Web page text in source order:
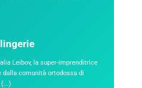
Leibov, la super-imprenditrice
dalla comunità ortodossa di